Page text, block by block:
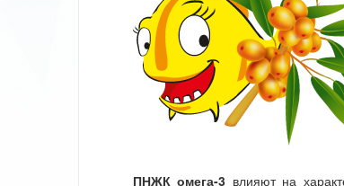
ПНЖК омега-3 влияют на